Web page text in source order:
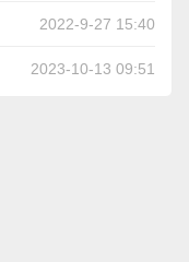
2022-9-27 15:40
2023-10-13 09:51